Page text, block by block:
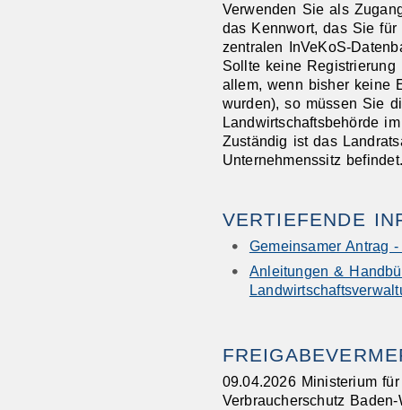
Verwenden Sie als
das Kennwort, das Sie
zentralen InVeKoS-
Sollte keine
allem, wenn bisher keine
wurden), so müssen Sie
Landwirtschaftsbehörde
Zuständig ist das
Unternehmenssitz befindet.
VERTIEFENDE
Gemeinsamer Antrag
Anleitungen &
09.04.2026 Ministerium
Verbraucherschutz Baden-